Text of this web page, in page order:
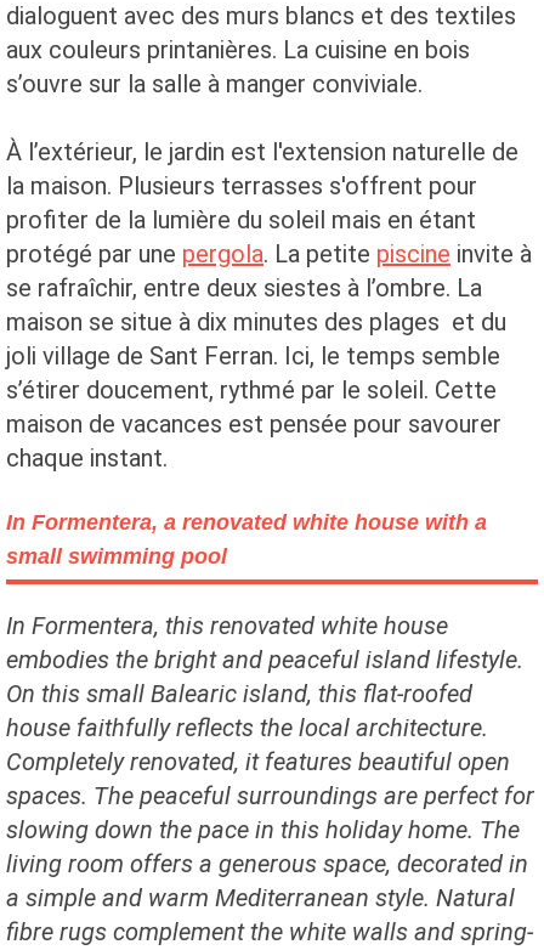
dialoguent avec des murs blancs et des textiles
aux couleurs printanières. La cuisine en bois
s’ouvre sur la salle à manger conviviale.
À l’extérieur, le jardin est l'extension naturelle de
la maison. Plusieurs terrasses s'offrent pour
profiter de la lumière du soleil mais en étant
protégé par une pergola. La petite piscine invite à
se rafraîchir, entre deux siestes à l’ombre. La
maison se situe à dix minutes des plages et du
joli village de Sant Ferran. Ici, le temps semble
s’étirer doucement, rythmé par le soleil. Cette
maison de vacances est pensée pour savourer
chaque instant.
In Formentera, a renovated white house with a
small swimming pool
In Formentera, this renovated white house
embodies the bright and peaceful island lifestyle.
On this small Balearic island, this flat-roofed
house faithfully reflects the local architecture.
Completely renovated, it features beautiful open
spaces. The peaceful surroundings are perfect for
slowing down the pace in this holiday home. The
living room offers a generous space, decorated in
a simple and warm Mediterranean style. Natural
fibre rugs complement the white walls and spring-